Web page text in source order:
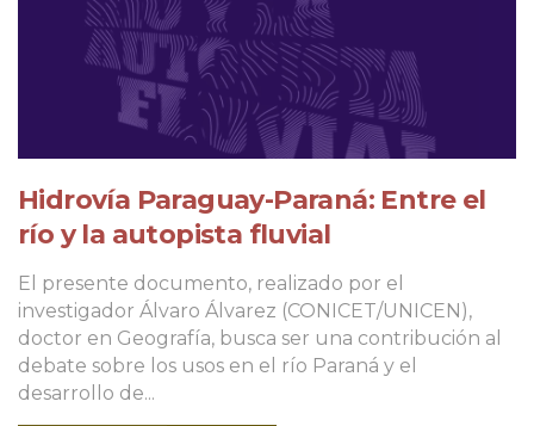
Hidrovía Paraguay-Paraná: Entre el
río y la autopista fluvial
El presente documento, realizado por el
investigador Álvaro Álvarez (CONICET/UNICEN),
doctor en Geografía, busca ser una contribución al
debate sobre los usos en el río Paraná y el
desarrollo de...